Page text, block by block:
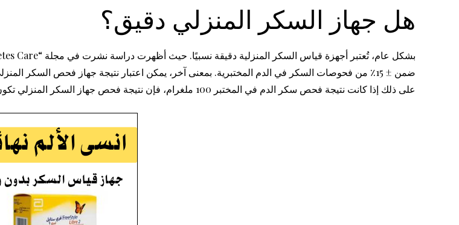
هل جهاز السكر المنزلي دقيق؟
على ذلك إذا كانت نتيجة فحص سكر الدم في المختبر 100 ملغرام، فإن نتيجة فحص جهاز السكر المنزلي تكون دقيقة إذا كانت بين 80 الى 120 ملغرام.